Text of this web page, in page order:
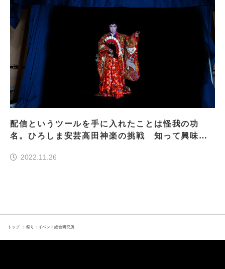
配信というツールを手に入れたことは怪我の功
名。ひろしま安芸高田神楽の挑戦 知って興味を
神楽、継承への思い
2022.11.26
トップ 祭り・イベント総合研究所